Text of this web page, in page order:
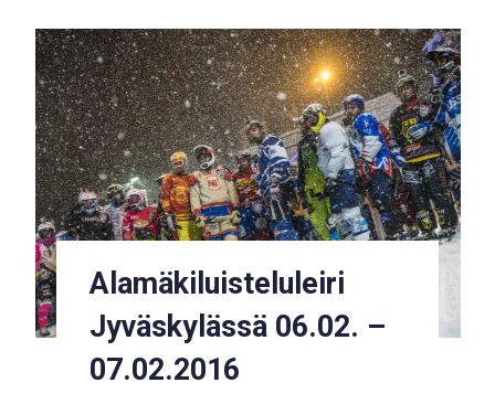
Alamäkiluisteluleiri
Jyväskylässä 06.02. –
07.02.2016